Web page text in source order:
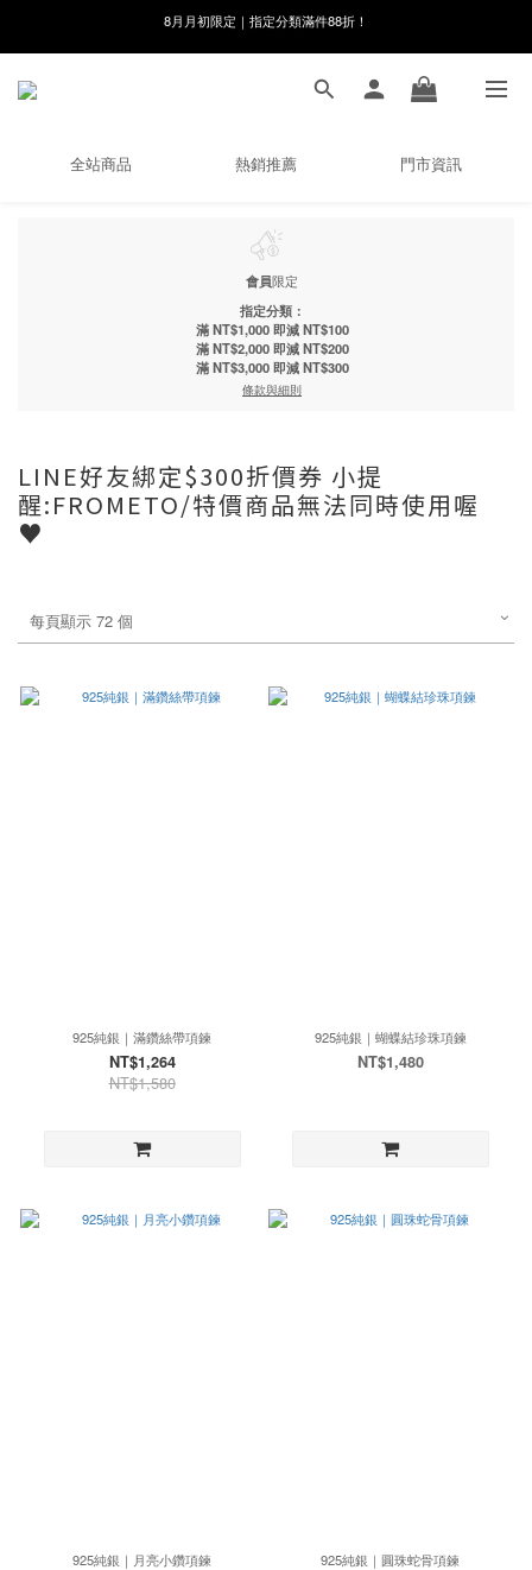
8月月初限定｜指定分類滿件88折！
線在，好事發生｜祈願新品 第2件享9折
🌸新會員限定🌸註冊送$100購物金
全站商品 熱銷推薦 門市資訊
會員限定
指定分類：
滿 NT$1,000 即減 NT$100
滿 NT$2,000 即減 NT$200
滿 NT$3,000 即減 NT$300
條款與細則
LINE好友綁定$300折價券 小提
醒:FROMETO/特價商品無法同時使用喔
♥
每頁顯示 72 個
925純銀｜滿鑽絲帶項鍊
NT$1,264
NT$1,580
925純銀｜蝴蝶結珍珠項鍊
NT$1,480
925純銀｜月亮小鑽項鍊 925純銀｜圓珠蛇骨項鍊